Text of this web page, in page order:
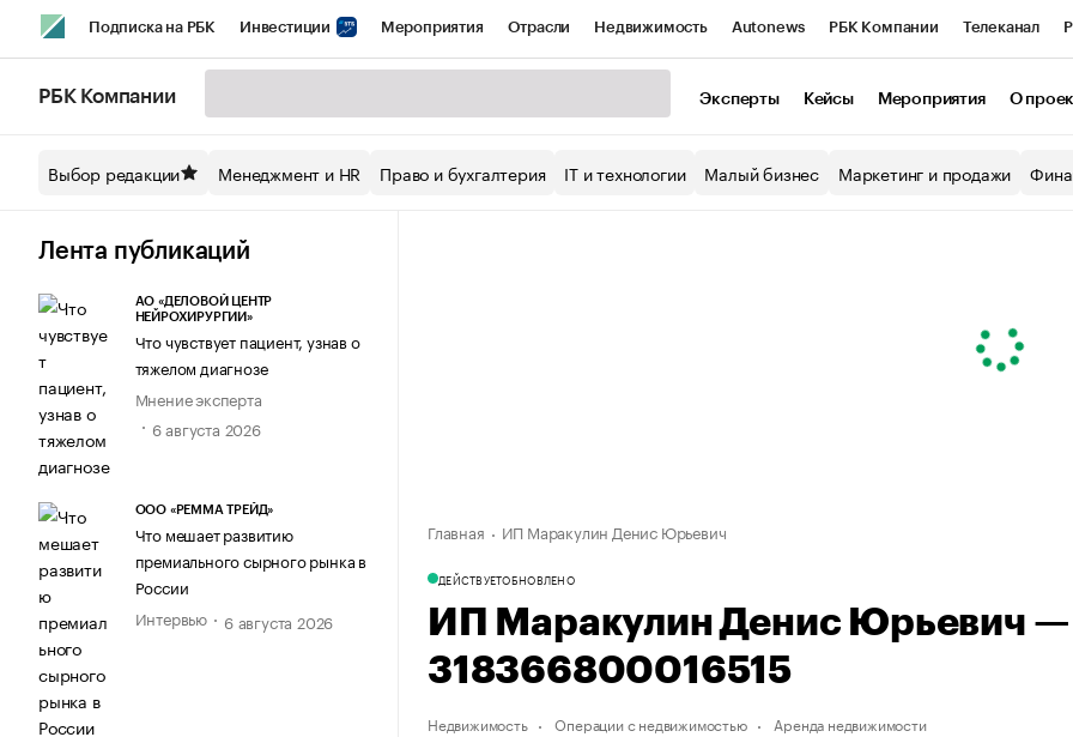
Подписка на РБК Инвестиции Мероприятия Отрасли Недвижимость Autonews РБК Компании Телеканал
Спецпроекты СПб Конференции СПб Спецпроекты Экономика Бизнес
Технологии и медиа
РБК Компании Эксперты Кейсы Мероприятия О
Выбор редакции Менеджмент и HR Право и бухгалтерия IT и технологии Малый бизнес Маркетинг и продажи
Лента публикаций
АО «ДЕЛОВОЙ ЦЕНТР
НЕЙРОХИРУРГИИ»
Что чувствует пациент, узнав о
тяжелом диагнозе
Мнение эксперта
6 августа 2026
ООО «РЕММА ТРЕЙД»
Что мешает развитию
премиального сырного рынка в
России
Интервью
6 августа 2026
Главная ИП Маракулин Денис Юрьевич
ДЕЙСТВУЕТОБНОВЛЕНО
ИП Маракулин Денис Юрьевич
318366800016515
Недвижимость Операции с недвижимостью Аренда недвижимости